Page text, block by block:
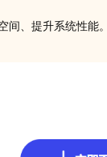
间、提升系统性能。